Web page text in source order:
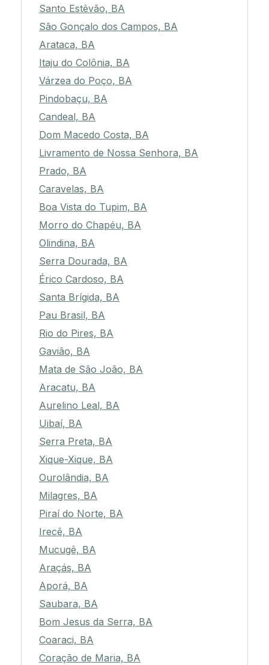
Santo Estêvão, BA
São Gonçalo dos Campos, BA
Arataca, BA
Itaju do Colônia, BA
Várzea do Poço, BA
Pindobaçu, BA
Candeal, BA
Dom Macedo Costa, BA
Livramento de Nossa Senhora, BA
Prado, BA
Caravelas, BA
Boa Vista do Tupim, BA
Morro do Chapéu, BA
Olindina, BA
Serra Dourada, BA
Érico Cardoso, BA
Santa Brígida, BA
Pau Brasil, BA
Rio do Pires, BA
Gavião, BA
Mata de São João, BA
Aracatu, BA
Aurelino Leal, BA
Uibaí, BA
Serra Preta, BA
Xique-Xique, BA
Ourolândia, BA
Milagres, BA
Piraí do Norte, BA
Irecê, BA
Mucugê, BA
Araçás, BA
Aporá, BA
Saubara, BA
Bom Jesus da Serra, BA
Coaraci, BA
Coração de Maria, BA